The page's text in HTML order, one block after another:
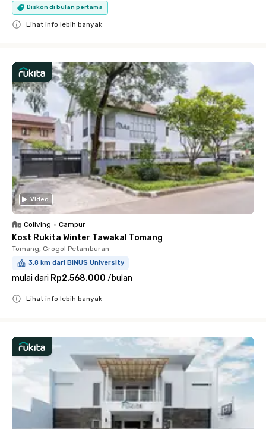
Diskon di bulan pertama
Lihat info lebih banyak
Video
Coliving • Campur
Kost Rukita Winter Tawakal Tomang
Tomang, Grogol Petamburan
3.8 km dari BINUS University
mulai dari Rp2.568.000 /bulan
Lihat info lebih banyak